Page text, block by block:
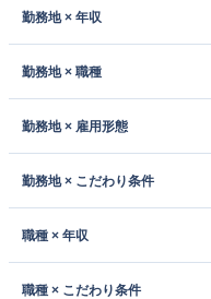
勤務地 × 年収
勤務地 × 職種
勤務地 × 雇用形態
勤務地 × こだわり条件
職種 × 年収
職種 × こだわり条件